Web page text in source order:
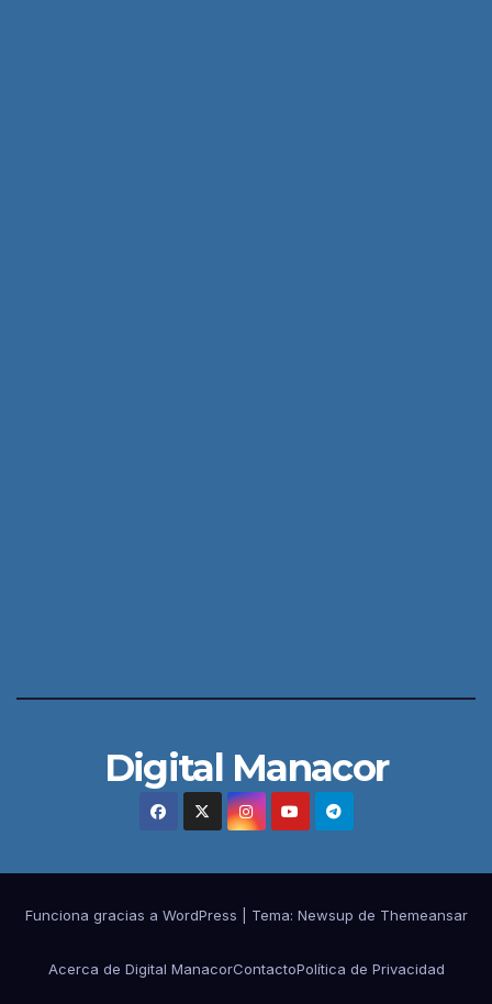
Digital Manacor
Funciona gracias a WordPress Tema: Newsup de Themeansar
Acerca de Digital ManacorContactoPolítica de Privacidad